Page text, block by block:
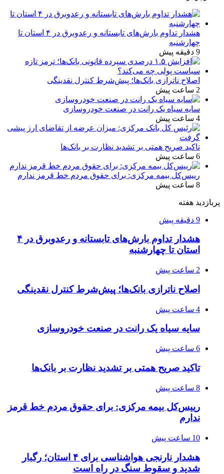
هشدار تداوم بارش‌های تابستانه و رعدوبرق در ۴ استان تا
چهارشنبه
9 دقیقه پیش
اصلاح ناترازی بانک‌ها؛ پیش‌شرط کنترل نقدینگی
2 ساعت پیش
سایه سیاه یک رانت در صنعت خودروسازی
4 ساعت پیش
تاکید صریح همتی بر تشدید نظارت بر بانک‌ها
6 ساعت پیش
رییس‌کل بیمه مرکزی: برای حقوق مردم خط قرمز ندارم
8 ساعت پیش
پربازدید هفته
9 دقیقه پیش
هشدار تداوم بارش‌های تابستانه و رعدوبرق در ۴
استان تا چهارشنبه
2 ساعت پیش
اصلاح ناترازی بانک‌ها؛ پیش‌شرط کنترل نقدینگی
4 ساعت پیش
سایه سیاه یک رانت در صنعت خودروسازی
6 ساعت پیش
تاکید صریح همتی بر تشدید نظارت بر بانک‌ها
8 ساعت پیش
رییس‌کل بیمه مرکزی: برای حقوق مردم خط قرمز
ندارم
10 ساعت پیش
هشدار نارنجی هواشناسی برای ۴ استان؛ رگبار
شدید و سقوط سنگ در راه است